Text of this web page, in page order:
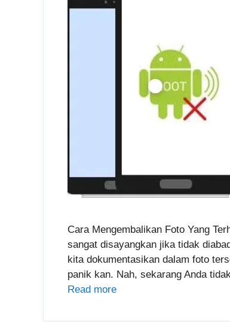
Cara Mengembalikan Foto Yang
sangat disayangkan jika tidak
kita dokumentasikan dalam foto
panik kan. Nah, sekarang Anda
Read more